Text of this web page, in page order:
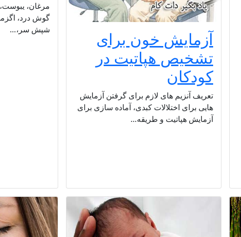
آزمایش خون برای
تشخیص هپاتیت در
کودکان
تعریف آنزیم های لازم برای گرفتن آزمایش
هایی برای اختلالات کبدی، آماده سازی برای
آزمایش هپاتیت و طریقه…
مرغان،
گوش درد،
شپش سر،…